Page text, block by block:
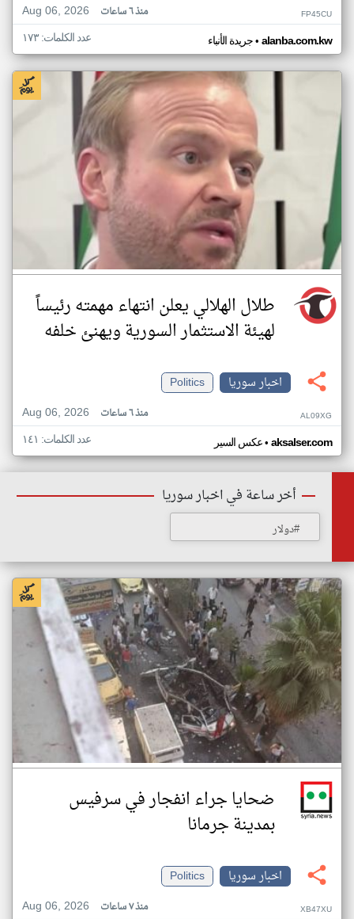
Aug 06, 2026
منذ ٦ ساعات FP45CU
جريدة الأنباء• alanba.com.kw عدد الكلمات: ١٧٣
طلال الهلالي يعلن انتهاء مهمته رئيساً
لهيئة الاستثمار السورية ويهنئ خلفه
اخبار سوريا
Politics
Aug 06, 2026
منذ ٦ ساعات AL09XG
عكس السير• aksalser.com عدد الكلمات: ١٤١
أخر ساعة في اخبار سوريا
#دولار
ضحايا جراء انفجار في سرفيس
بمدينة جرمانا
اخبار سوريا
Politics
Aug 06, 2026
منذ ٧ ساعات XB47XU